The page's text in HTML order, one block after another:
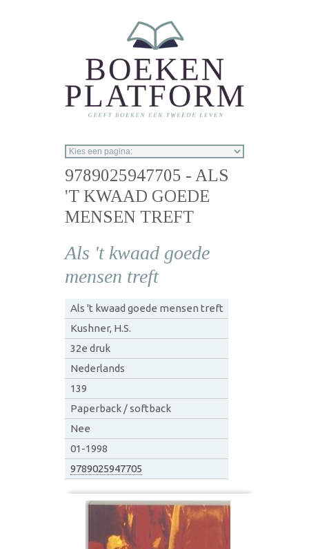
9789025947705 - ALS
'T KWAAD GOEDE
MENSEN TREFT
Als 't kwaad goede
mensen treft
Als 't kwaad goede mensen treft
Kushner, H.S.
32e druk
Nederlands
139
Paperback / softback
Nee
01-1998
9789025947705